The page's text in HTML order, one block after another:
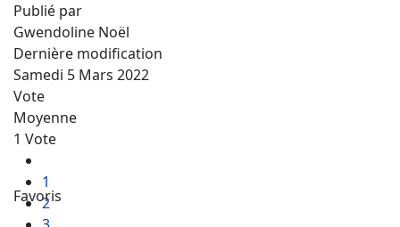
Publié par
Gwendoline Noël
Dernière modification
Samedi 5 Mars 2022
Vote
Moyenne
1 Vote
1
2
Favoris